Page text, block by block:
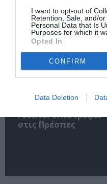
I want to opt-out of
Retention, Sale, and/
Personal Data that Is
Purposes for which it
Opted In
CONFIRM
Data Deletion
Τσακνής στο
Θέατρο Άλσος ΔΕΗ
Festival επιστρέφει
στις Πρέσπες